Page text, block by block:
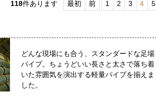
118件あります 最初 前 1 2 3 4 5
どんな現場にも合う、スタンダードな足場
パイプ。ちょうどいい長さと太さで落ち着
いた雰囲気を演出する軽量パイプを揃えま
した。